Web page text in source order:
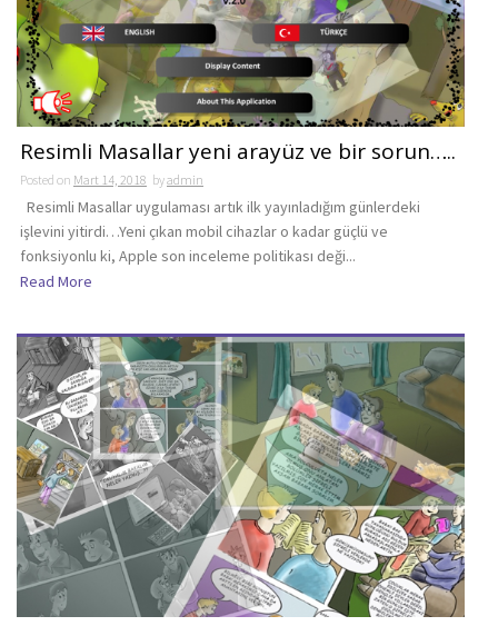
Resimli Masallar yeni arayüz ve bir sorun…..
Posted on Mart 14, 2018 byadmin
Resimli Masallar uygulaması artık ilk yayınladığım günlerdeki
işlevini yitirdi…Yeni çıkan mobil cihazlar o kadar güçlü ve
fonksiyonlu ki, Apple son inceleme politikası deği...
Read More